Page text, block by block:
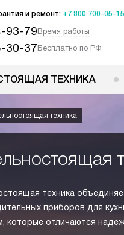
и ремонт: +7 800 700-05-15
93-79Время работы
30-37Бесплатно по РФ
ТЕХНИКА
техника
техника
приборов для
которые отличаются